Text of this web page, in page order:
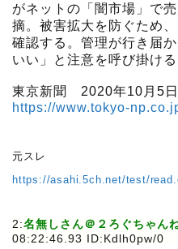
がネットの「闇市場」で
摘。被害拡大を防ぐため
確認する。管理が行き届
いい」と注意を呼び掛ける
東京新聞 2020年10月5
https://www.tokyo-
元スレ
https://asahi.5ch.net/test/
2:名無しさん＠２ろぐちゃん
08:22:46.93 ID:Kdlh0pw/0